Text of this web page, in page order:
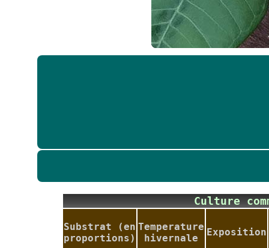
Culture
Substrat (en
proportions)
Temperature
hivernale
Exposition